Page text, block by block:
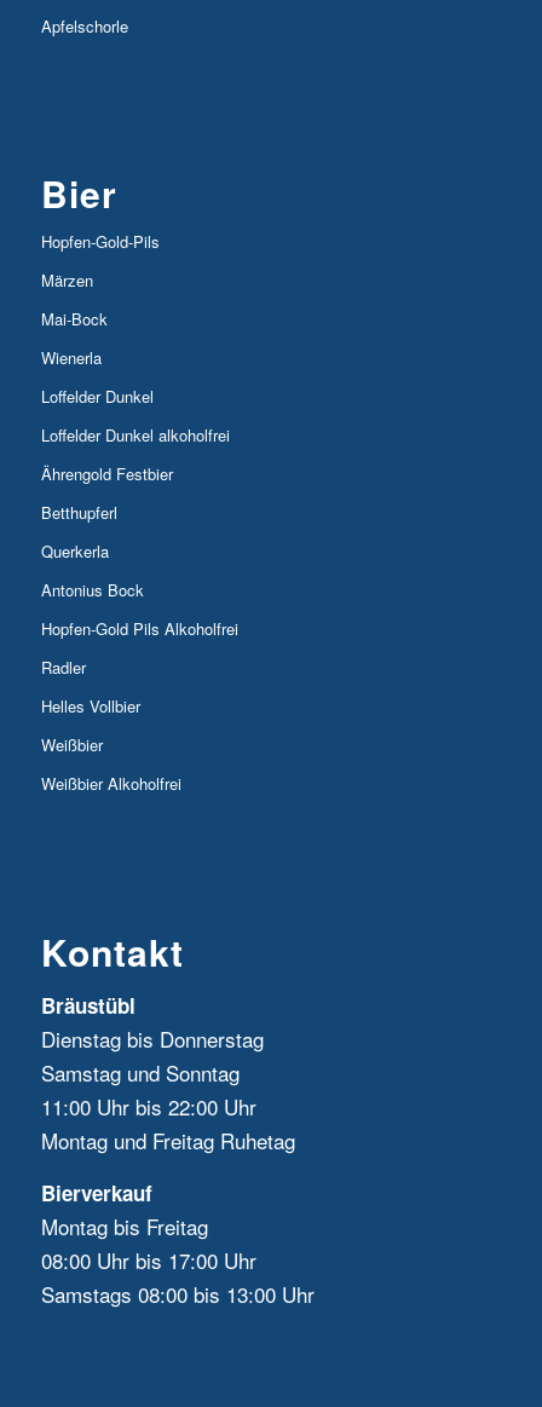
Apfelschorle
Bier
Hopfen-Gold-Pils
Märzen
Mai-Bock
Wienerla
Loffelder Dunkel
Loffelder Dunkel alkoholfrei
Ährengold Festbier
Betthupferl
Querkerla
Antonius Bock
Hopfen-Gold Pils Alkoholfrei
Radler
Helles Vollbier
Weißbier
Weißbier Alkoholfrei
Kontakt
Bräustübl
Dienstag bis Donnerstag
Samstag und Sonntag
11:00 Uhr bis 22:00 Uhr
Montag und Freitag Ruhetag
Bierverkauf
Montag bis Freitag
08:00 Uhr bis 17:00 Uhr
Samstags 08:00 bis 13:00 Uhr